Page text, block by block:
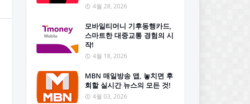
4월 28, 2026
모바일티머니 기후동행카드,
스마트한 대중교통 경험의 시
작!
4월 18, 2026
MBN 매일방송 앱, 놓치면 후
회할 실시간 뉴스의 모든 것!
4월 03, 2026